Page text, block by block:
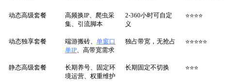
动态高级套餐
高频换IP、爬虫采
集、引流脚本
2-360小时可自定
义
⭐⭐⭐⭐
动态独享套餐 端游搬砖、 单窗口
单IP、高带宽需求
独占带宽，无抢占 ⭐⭐⭐⭐⭐
静态高级套餐
长期养号、固定环
境运营、权重维护
长期固定不切换 ⭐⭐⭐